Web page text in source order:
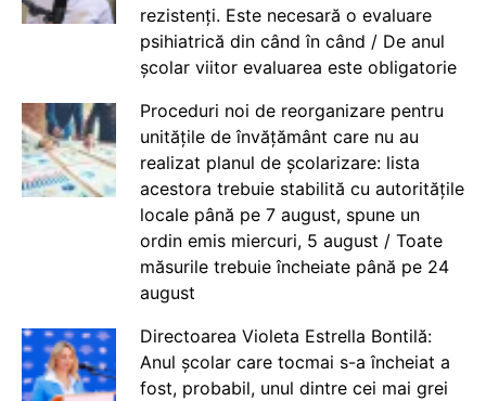
rezistenți. Este necesară o evaluare
psihiatrică din când în când / De anul
școlar viitor evaluarea este obligatorie
Proceduri noi de reorganizare pentru
unitățile de învățământ care nu au
realizat planul de școlarizare: lista
acestora trebuie stabilită cu autoritățile
locale până pe 7 august, spune un
ordin emis miercuri, 5 august / Toate
măsurile trebuie încheiate până pe 24
august
Directoarea Violeta Estrella Bontilă:
Anul școlar care tocmai s-a încheiat a
fost, probabil, unul dintre cei mai grei